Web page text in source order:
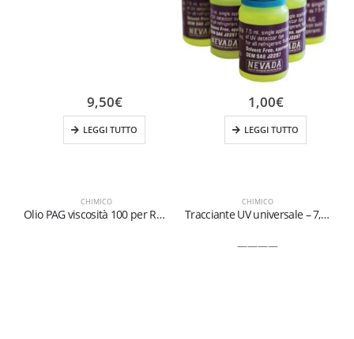
CHIMICO
Olio PAG viscosità 100 per R1234yf
9,50€
LEGGI TUTTO
CHIMICO
Tracciante UV universale – 7,5 ml 6
————
1,00€
LEGGI TUTTO